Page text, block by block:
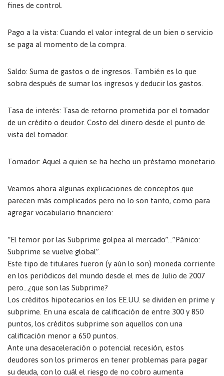
fines de control.
Pago a la vista: Cuando el valor integral de un bien o servicio
se paga al momento de la compra.
Saldo: Suma de gastos o de ingresos. También es lo que
sobra después de sumar los ingresos y deducir los gastos.
Tasa de interés: Tasa de retorno prometida por el tomador
de un crédito o deudor. Costo del dinero desde el punto de
vista del tomador.
Tomador: Aquel a quien se ha hecho un préstamo monetario.
Veamos ahora algunas explicaciones de conceptos que
parecen más complicados pero no lo son tanto, como para
agregar vocabulario financiero:
“El temor por las Subprime golpea al mercado”…”Pánico:
Subprime se vuelve global”.
Este tipo de titulares fueron (y aún lo son) moneda corriente
en los periódicos del mundo desde el mes de Julio de 2007
pero…¿que son las Subprime?
Los créditos hipotecarios en los EE.UU. se dividen en prime y
subprime. En una escala de calificación de entre 300 y 850
puntos, los créditos subprime son aquellos con una
calificación menor a 650 puntos.
Ante una desaceleración o potencial recesión, estos
deudores son los primeros en tener problemas para pagar
su deuda, con lo cuál el riesgo de no cobro aumenta